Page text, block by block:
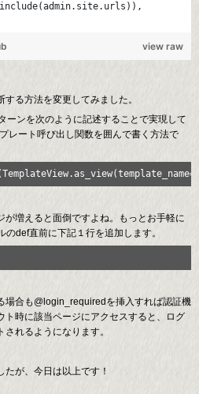
view raw
る方法を変更してみました。
ーンを次のように記述することで実現して
レート呼び出し関数を囲んで書く方法で
増えると面倒ですよね。もっとお手軽に
def直前に下記１行を追加します。
場合も@login_requiredを挿入すれば認証機
ト時に該当ページにアクセスすると、ログ
れるようになります。
が、今日は以上です！